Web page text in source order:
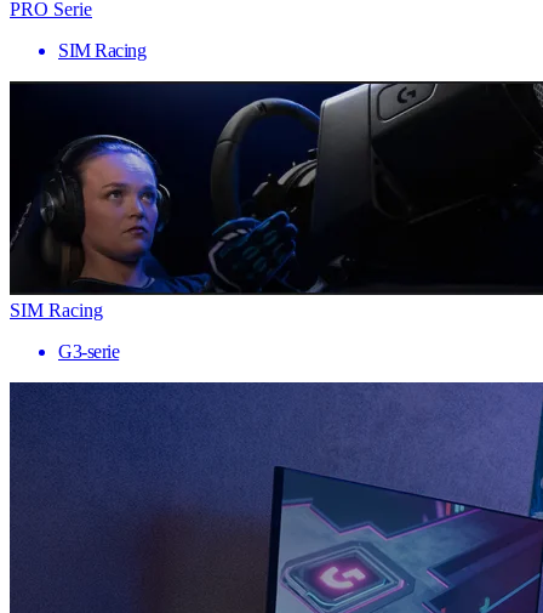
PRO Serie
SIM Racing
SIM Racing
G3-serie